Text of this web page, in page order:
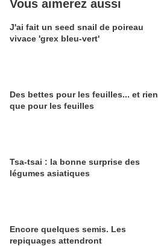
Vous aimerez aussi
J'ai fait un seed snail de poireau
vivace 'grex bleu-vert'
Des bettes pour les feuilles... et rien
que pour les feuilles
Tsa-tsai : la bonne surprise des
légumes asiatiques
Encore quelques semis. Les
repiquages attendront